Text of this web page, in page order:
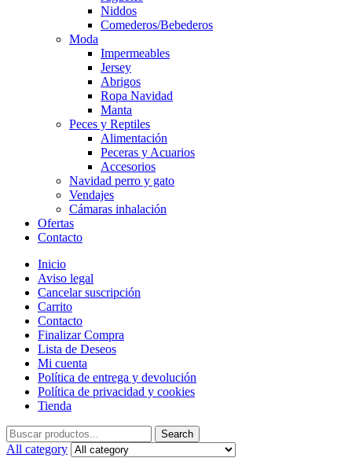
Niddos
Comederos/Bebederos
Moda
Impermeables
Jersey
Abrigos
Ropa Navidad
Manta
Peces y Reptiles
Alimentación
Peceras y Acuarios
Accesorios
Navidad perro y gato
Vendajes
Cámaras inhalación
Ofertas
Contacto
Inicio
Aviso legal
Cancelar suscripción
Carrito
Contacto
Finalizar Compra
Lista de Deseos
Mi cuenta
Política de entrega y devolución
Política de privacidad y cookies
Tienda
Search
for:
Search
All category